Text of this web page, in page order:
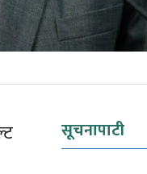
सूचनापाटी